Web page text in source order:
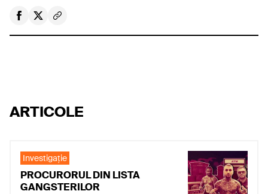
ARTICOLE
Investigaţie
PROCURORUL DIN LISTA
GANGSTERILOR